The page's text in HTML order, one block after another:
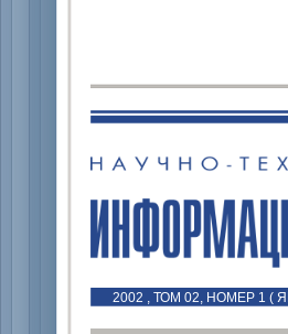
2002 , ТОМ 02, НОМЕР 1 (